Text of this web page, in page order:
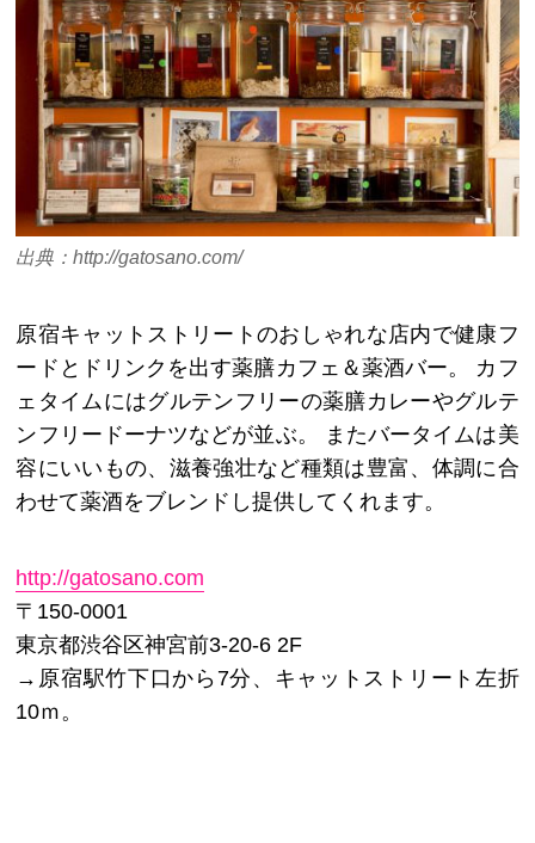
出典：http://gatosano.com/
原宿キャットストリートのおしゃれな店内で健康フ
ードとドリンクを出す薬膳カフェ＆薬酒バー。 カフ
ェタイムにはグルテンフリーの薬膳カレーやグルテ
ンフリードーナツなどが並ぶ。 またバータイムは美
容にいいもの、滋養強壮など種類は豊富、体調に合
わせて薬酒をブレンドし提供してくれます。
http://gatosano.com
〒150-0001
東京都渋谷区神宮前3-20-6 2F
→原宿駅竹下口から7分、キャットストリート左折
10ｍ。